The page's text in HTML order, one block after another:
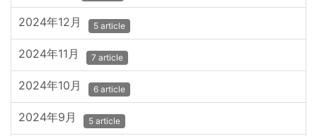
2024年12月 5 article
2024年11月 7 article
2024年10月 6 article
2024年9月 5 article